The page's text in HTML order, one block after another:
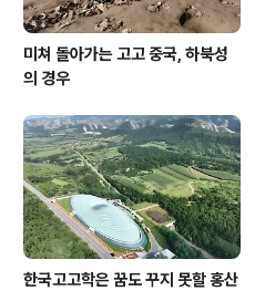
미쳐 돌아가는 고고 중국, 하북성
의 경우
한국고고학은 꿈도 꾸지 못할 홍산